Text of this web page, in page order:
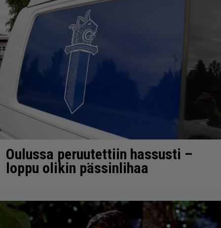
Oulussa peruutettiin hassusti –
loppu olikin pässinlihaa